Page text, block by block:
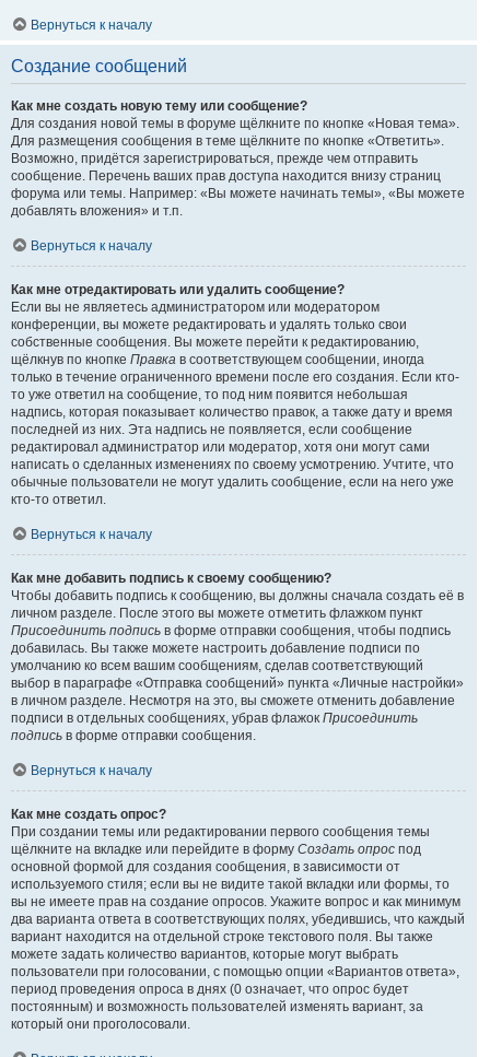
Вернуться к началу
Создание сообщений
Как мне создать новую тему или сообщение?
Для создания новой темы в форуме щёлкните по кнопке «Новая тема».
Для размещения сообщения в теме щёлкните по кнопке «Ответить».
Возможно, придётся зарегистрироваться, прежде чем отправить
сообщение. Перечень ваших прав доступа находится внизу страниц
форума или темы. Например: «Вы можете начинать темы», «Вы можете
добавлять вложения» и т.п.
Вернуться к началу
Как мне отредактировать или удалить сообщение?
Если вы не являетесь администратором или модератором
конференции, вы можете редактировать и удалять только свои
собственные сообщения. Вы можете перейти к редактированию,
щёлкнув по кнопке Правка в соответствующем сообщении, иногда
только в течение ограниченного времени после его создания. Если кто-
то уже ответил на сообщение, то под ним появится небольшая
надпись, которая показывает количество правок, а также дату и время
последней из них. Эта надпись не появляется, если сообщение
редактировал администратор или модератор, хотя они могут сами
написать о сделанных изменениях по своему усмотрению. Учтите, что
обычные пользователи не могут удалить сообщение, если на него уже
кто-то ответил.
Вернуться к началу
Как мне добавить подпись к своему сообщению?
Чтобы добавить подпись к сообщению, вы должны сначала создать её в
личном разделе. После этого вы можете отметить флажком пункт
Присоединить подпись в форме отправки сообщения, чтобы подпись
добавилась. Вы также можете настроить добавление подписи по
умолчанию ко всем вашим сообщениям, сделав соответствующий
выбор в параграфе «Отправка сообщений» пункта «Личные настройки»
в личном разделе. Несмотря на это, вы сможете отменить добавление
подписи в отдельных сообщениях, убрав флажок Присоединить
подпись в форме отправки сообщения.
Вернуться к началу
Как мне создать опрос?
При создании темы или редактировании первого сообщения темы
щёлкните на вкладке или перейдите в форму Создать опрос под
основной формой для создания сообщения, в зависимости от
используемого стиля; если вы не видите такой вкладки или формы, то
вы не имеете прав на создание опросов. Укажите вопрос и как минимум
два варианта ответа в соответствующих полях, убедившись, что каждый
вариант находится на отдельной строке текстового поля. Вы также
можете задать количество вариантов, которые могут выбрать
пользователи при голосовании, с помощью опции «Вариантов ответа»,
период проведения опроса в днях (0 означает, что опрос будет
постоянным) и возможность пользователей изменять вариант, за
который они проголосовали.